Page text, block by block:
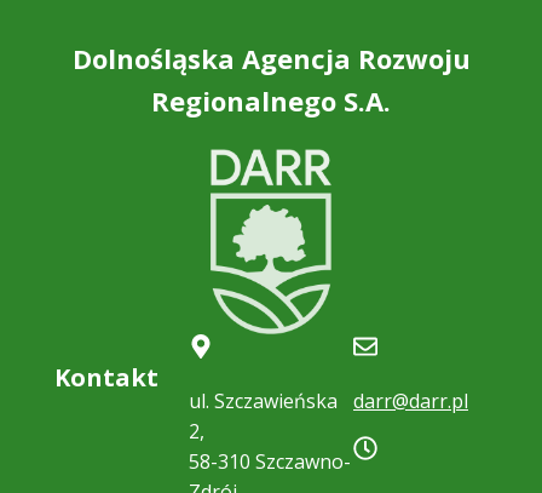
Dolnośląska Agencja Rozwoju
Regionalnego S.A.
Kontakt
ul. Szczawieńska
2,
58-310 Szczawno-
darr@darr.pl